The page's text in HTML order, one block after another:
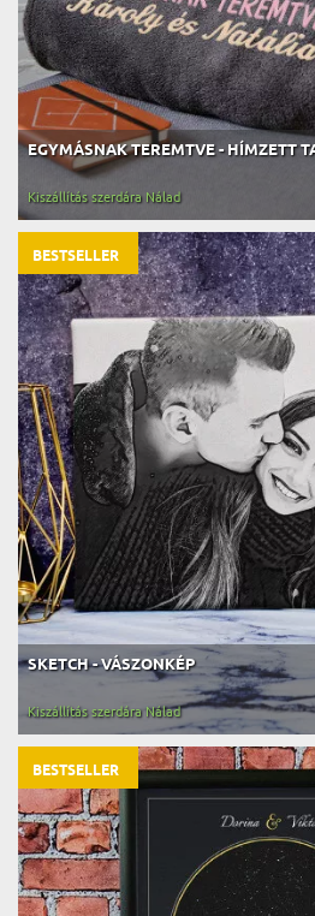
EGYMÁSNAK TEREMTVE - HÍMZETT
Kiszállítás szerdára Nálad
SKETCH - VÁSZONKÉP
Kiszállítás szerdára Nálad
BESTSELLER
BESTSELLER